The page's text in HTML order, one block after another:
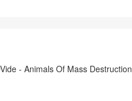
- Animals Of Mass Destruction